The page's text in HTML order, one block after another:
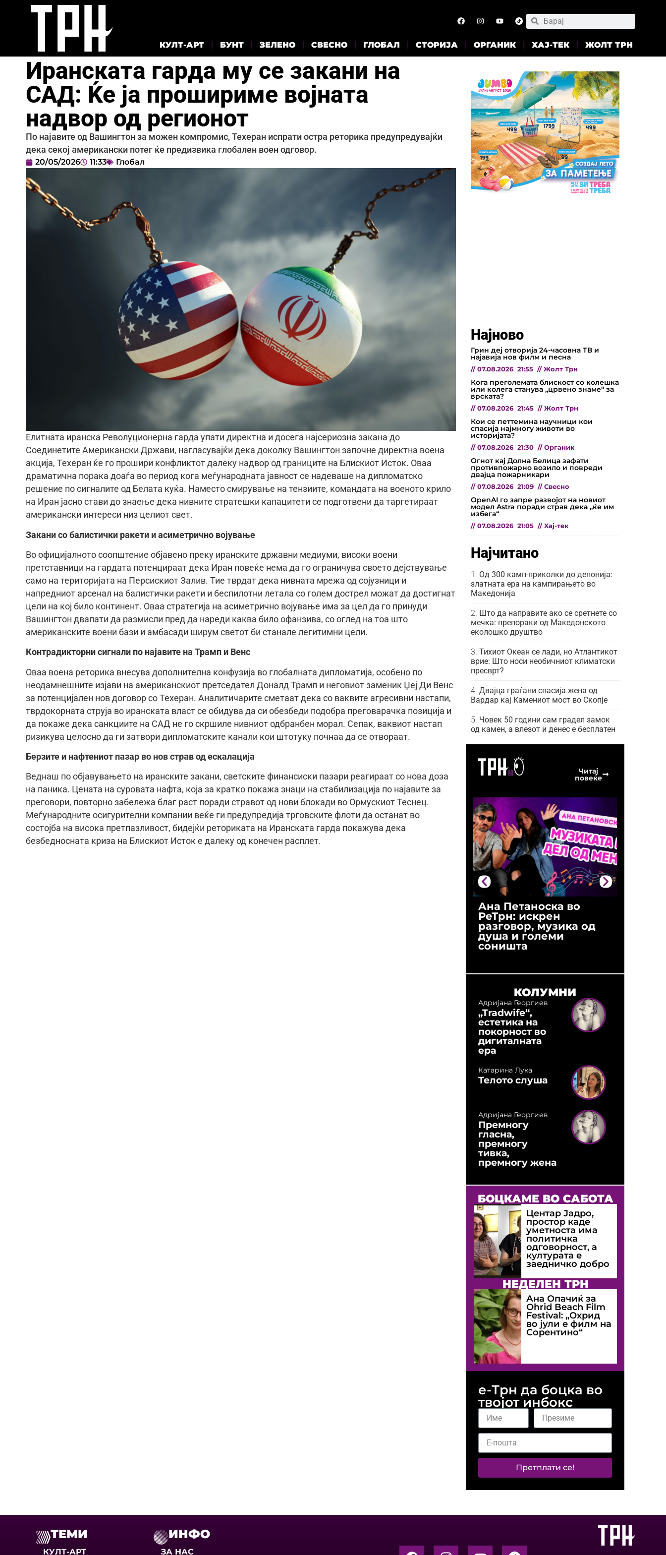
КУЛТ-АРТ БУНТ ЗЕЛЕНО СВЕСНО ГЛОБАЛ СТОРИЈА ОРГАНИК ХАЈ-ТЕК ЖОЛТ ТРН
Иранската гарда му се закани на
САД: Ќе ја прошириме војната
надвор од регионот
По најавите од Вашингтон за можен компромис, Техеран испрати остра реторика предупредувајќи
дека секој американски потег ќе предизвика глобален воен одговор.
20/05/2026 11:33 Глобал
Елитната иранска Револуционерна гарда упати директна и досега најсериозна закана до
Соединетите Американски Држави, нагласувајќи дека доколку Вашингтон започне директна воена
акција, Техеран ќе го прошири конфликтот далеку надвор од границите на Блискиот Исток. Оваа
драматична порака доаѓа во период кога меѓународната јавност се надеваше на дипломатско
решение по сигналите од Белата куќа. Наместо смирување на тензиите, командата на военото крило
на Иран јасно стави до знаење дека нивните стратешки капацитети се подготвени да таргетираат
американски интереси низ целиот свет.
Закани со балистички ракети и асиметрично војување
Во официјалното соопштение објавено преку иранските државни медиуми, високи воени
претставници на гардата потенцираат дека Иран повеќе нема да го ограничува своето дејствување
само на територијата на Персискиот Залив. Тие тврдат дека нивната мрежа од сојузници и
напредниот арсенал на балистички ракети и беспилотни летала со голем дострел можат да достигнат
цели на кој било континент. Оваа стратегија на асиметрично војување има за цел да го принуди
Вашингтон двапати да размисли пред да нареди каква било офанзива, со оглед на тоа што
американските воени бази и амбасади ширум светот би станале легитимни цели.
Контрадикторни сигнали по најавите на Трамп и Венс
Оваа воена реторика внесува дополнителна конфузија во глобалната дипломатија, особено по
неодамнешните изјави на американскиот претседател Доналд Трамп и неговиот заменик Џеј Ди Венс
за потенцијален нов договор со Техеран. Аналитичарите сметаат дека со ваквите агресивни настапи,
тврдокорната струја во иранската власт се обидува да си обезбеди подобра преговарачка позиција и
да покаже дека санкциите на САД не го скршиле нивниот одбранбен морал. Сепак, ваквиот настап
ризикува целосно да ги затвори дипломатските канали кои штотуку почнаа да се отвораат.
Берзите и нафтениот пазар во нов страв од ескалација
Веднаш по објавувањето на иранските закани, светските финансиски пазари реагираат со нова доза
на паника. Цената на суровата нафта, која за кратко покажа знаци на стабилизација по најавите за
преговори, повторно забележа благ раст поради стравот од нови блокади во Ормускиот Теснец.
Меѓународните осигурителни компании веќе ги предупредија трговските флоти да останат во
состојба на висока претпазливост, бидејќи реториката на Иранската гарда покажува дека
безбедносната криза на Блискиот Исток е далеку од конечен расплет.
Најново
Грин деј отворија 24-часовна ТВ и
најавија нов филм и песна
// 07.08.2026 21:55 // Жолт Трн
Кога преголемата блискост со колешка
или колега станува „црвено знаме“ за
врската?
// 07.08.2026 21:45 // Жолт Трн
Кои се петтемина научници кои
спасија најмногу животи во
историјата?
// 07.08.2026 21:30 // Органик
Огнот кај Долна Белица зафати
противпожарно возило и повреди
двајца пожарникари
// 07.08.2026 21:09 // Свесно
OpenAI го запре развојот на новиот
модел Astra поради страв дека „ќе им
избега“
// 07.08.2026 21:05 // Хај-тек
Најчитано
Од 300 камп-приколки до депонија:
златната ера на кампирањето во
Македонија
Што да направите ако се сретнете со
мечка: препораки од Македонското
еколошко друштво
Тихиот Океан се лади, но Атлантикот
врие: Што носи необичниот климатски
пресврт?
Двајца граѓани спасија жена од
Вардар кај Камениот мост во Скопје
Човек 50 години сам градел замок
од камен, а влезот и денес е бесплатен
Читај
повеќе
Ана Петаноска во
РеТрн: искрен
разговор, музика од
душа и големи
соништа
КОЛУМНИ
Адријана Георгиев
„Tradwife“,
естетика на
покорност во
дигиталната
ера
Катарина Лука
Телото слуша
Адријана Георгиев
Премногу
гласна,
премногу
тивка,
премногу жена
БОЦКАМЕ ВО САБОТА
Центар Јадро,
простор каде
уметноста има
политичка
одговорност, а
културата е
заедничко добро
НЕДЕЛЕН ТРН
Ана Опачиќ за
Оhrid Beach Film
Festival: „Охрид
во јули е филм на
Сорентино“
е-Трн да боцка во
твојот инбокс
Претплати се!
ТЕМИ
КУЛТ-АРТ
ИНФО
ЗА НАС